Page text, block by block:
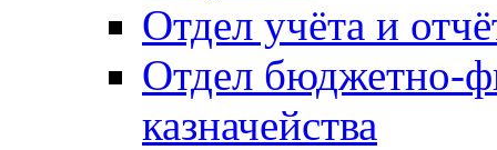
Отдел учёта и
Отдел бюджетно-
казначейства